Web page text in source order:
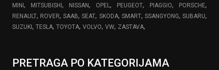
MINI , MITSUBISHI , NISSAN, OPEL, PEUGEOT, PIAGGIO, PORSCHE,
RENAULT, ROVER,SAAB,SEAT, SKODA, SMART, SSANGYONG,SUBARU,
SUZUKI , TESLA, TOYOTA, VOLVO, VW, ZASTAVA,
PRETRAGA PO KATEGORIJAMA